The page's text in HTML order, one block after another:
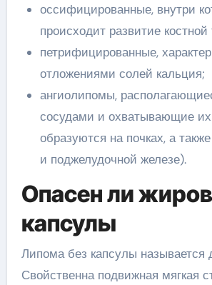
оссифицированные, внутри
происходит развитие костной
петрифицированные,
отложениями солей кальция;
ангиолипомы,
сосудами и охватывающие
образуются на почках, а
и поджелудочной железе).
Опасен ли
капсулы
Липома без капсулы
Свойственна подвижная мягкая